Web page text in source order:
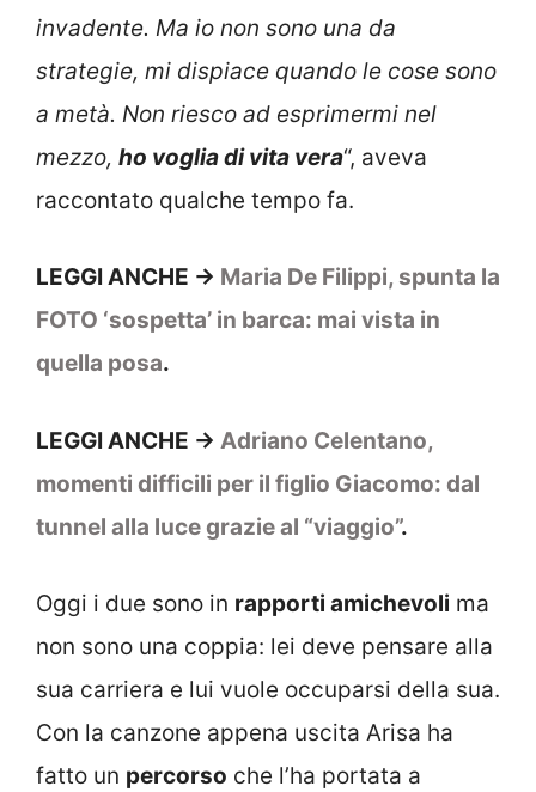
invadente. Ma io non sono una da
strategie, mi dispiace quando le cose sono
a metà. Non riesco ad esprimermi nel
mezzo, ho voglia di vita vera“, aveva
raccontato qualche tempo fa.
LEGGI ANCHE -> Maria De Filippi, spunta la
FOTO ‘sospetta’ in barca: mai vista in
quella posa.
LEGGI ANCHE -> Adriano Celentano,
momenti difficili per il figlio Giacomo: dal
tunnel alla luce grazie al “viaggio”.
Oggi i due sono in rapporti amichevoli ma
non sono una coppia: lei deve pensare alla
sua carriera e lui vuole occuparsi della sua.
Con la canzone appena uscita Arisa ha
fatto un percorso che l’ha portata a